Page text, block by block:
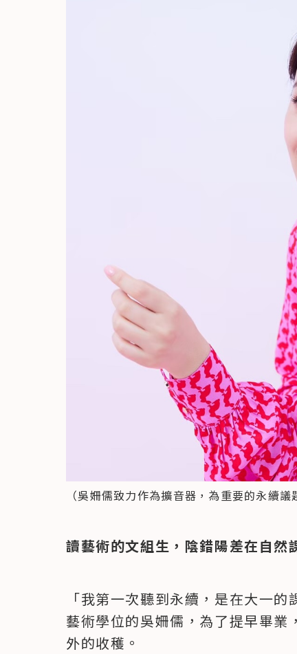
（吳姍儒致力作為擴音器，為重要的永續
讀藝術的文組生，陰錯陽差在自然
「我第一次聽到永續，是在大一
藝術學位的吳姍儒，為了提早畢
外的收穫。